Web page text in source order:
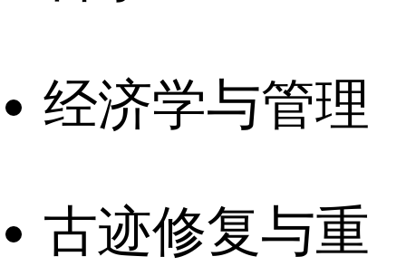
经济学与管理
古迹修复与重